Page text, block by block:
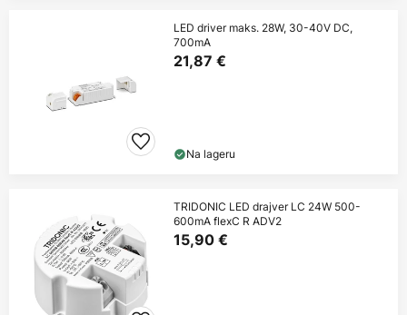
LED driver maks. 28W, 30-40V DC,
700mA
21,87 €
Na lageru
TRIDONIC LED drajver LC 24W 500-
600mA flexC R ADV2
15,90 €